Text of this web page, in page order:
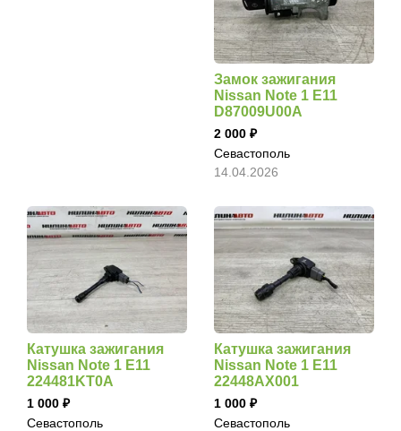
Замок зажигания
Nissan Note 1 E11
D87009U00A
2 000
Севастополь
14.04.2026
Катушка зажигания
Nissan Note 1 E11
224481KT0A
1 000
Севастополь
Катушка зажигания
Nissan Note 1 E11
22448AX001
1 000
Севастополь